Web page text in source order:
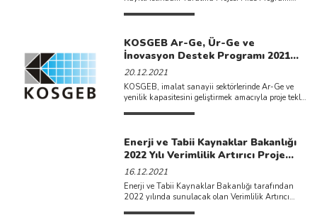
KOSGEB Ar-Ge, Ür-Ge ve
İnovasyon Destek Programı 2021
yılı ikinci çağrısı ilan edilmiştir.
20.12.2021
KOSGEB, imalat sanayii sektörlerinde Ar-Ge ve
yenilik kapasitesini geliştirmek amacıyla proje teklif
Enerji ve Tabii Kaynaklar Bakanlığı
2022 Yılı Verimlilik Artırıcı Proje
Başvuru Tarihleri Duyurulmuştur.
16.12.2021
Enerji ve Tabii Kaynaklar Bakanlığı tarafından
2022 yılında sunulacak olan Verimlilik Artırıcı